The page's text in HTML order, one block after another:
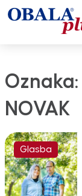
Oznaka:
NOVAK
Glasba